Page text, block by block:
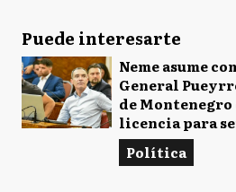
Puede interesarte
Neme asume
General
de
licencia para
Política